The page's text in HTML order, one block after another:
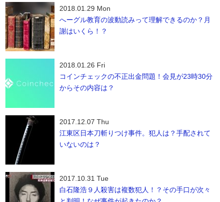
2018.01.29 Mon
へーグル教育の波動読みって理解できるのか？月
謝はいくら！？
2018.01.26 Fri
コインチェックの不正出金問題！会見が23時30分
からその内容は？
2017.12.07 Thu
江東区日本刀斬りつけ事件。犯人は？手配されて
いないのは？
2017.10.31 Tue
白石隆浩９人殺害は複数犯人！？その手口が次々